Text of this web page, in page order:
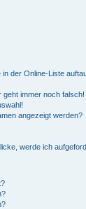
der Online-Liste
geht immer noch falsch!
angezeigt werden?
werde ich